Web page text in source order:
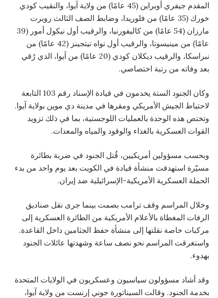
المقدم جيفري أوبراين (45 عامًا) من ولاية آيوا، والنقيب كودي
خورك (35 عامًا) من فلوريدا، وضابط الصف الثالث روبرت
مارزان (54 عامًا) من كاليفورنيا، والرقيب أول نيكول أمور (39
عامًا) من مينيسوتا، والرقيب أول نواه تيتجينز (42 عامًا) من
نبراسكا، والرقيب ديكلان كودي (20 عامًا) من آيوا، الذي رُقي
بعد وفاته من رتبة اختصاصي.
وكان الجنود الستة يخدمون في قيادة الإسناد رقم 103 التابعة
لاحتياط الجيش الأمريكي ومقرها في مدينة دي موين بولاية آيوا.
وتختص هذه الوحدة بالعمليات اللوجستية، بما في ذلك تزويد
القوات العسكرية بالغذاء والوقود والمياه والمعدات.
وبحسب مسؤولين أمريكيين، قُتل الجنود في ضربة بطائرة
مسيّرة استهدفت منشأة قيادة في الكويت بعد يوم واحد من بدء
الحملة العسكرية الأمريكية-الإسرائيلية ضد إيران.
وخلال المراسم وقف ترامب بصمت بينما جرى نقل صناديق
الرفات المغطاة بالأعلام الأمريكية من الطائرة العسكرية إلى
مركبات خاصة نقلتها إلى منشأة حفظ الجثامين داخل القاعدة.
واستغرقت المراسم نحو نصف ساعة وشهدتها عائلات الجنود
بهدوء.
وقد أشاد مسؤولون سياسيون وعسكريون في الولايات المتحدة
بخدمة الجنود. وقالت السيناتورة جوني إرنست من ولاية آيوا،